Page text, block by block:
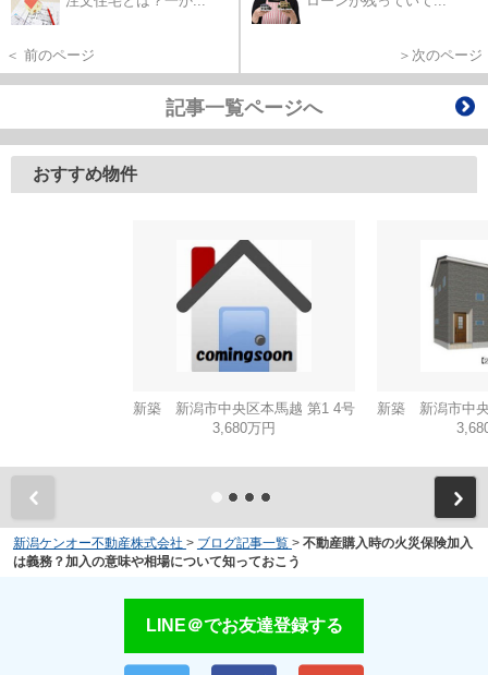
＜ 前のページ ＞次のページ
記事一覧ページへ
おすすめ物件
新築 新潟市中央区本馬越 第1 4号
3,680万円
新築 新潟市中
新潟ケンオー不動産株式会社 > ブログ記事一覧 > 不動産購入時の火災保険加入
は義務？加入の意味や相場について知っておこう
LINE＠でお友達登録する